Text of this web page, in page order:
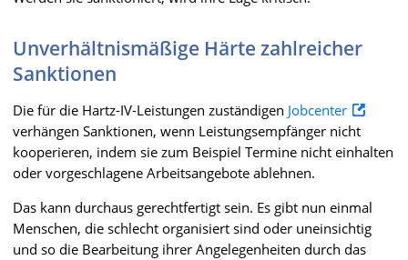
Unverhältnismäßige Härte zahlreicher
Sanktionen
Die für die Hartz-IV-Leistungen zuständigen Jobcenter
verhängen Sanktionen, wenn Leistungsempfänger nicht
kooperieren, indem sie zum Beispiel Termine nicht einhalten
oder vorgeschlagene Arbeitsangebote ablehnen.
Das kann durchaus gerechtfertigt sein. Es gibt nun einmal
Menschen, die schlecht organisiert sind oder uneinsichtig
und so die Bearbeitung ihrer Angelegenheiten durch das